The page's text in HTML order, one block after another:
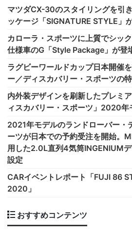
マツダCX-30のスタイリングを引
ッケージ「SIGNATURE STYLE」
カローラ・スポーツに上質でシッ
仕様車のG「Style Package」が登
ラグビーワールドカップ日本開催
ー／ディスカバリー・スポーツの
内外装デザインを刷新したプレミ
ィスカバリー・スポーツ」2020年
2021年モデルのランドローバー・
ーツが日本での予約受注を開始。
用した2.0L直列4気筒INGENIUM
設定
CARイベントレポート「FUJI 86
2020」
おすすめコンテンツ